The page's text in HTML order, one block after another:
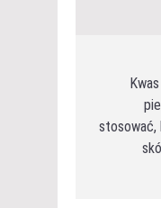
stosować,